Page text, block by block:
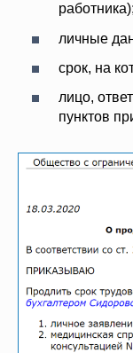
работника);
личные
срок, на
лицо,
пунктов